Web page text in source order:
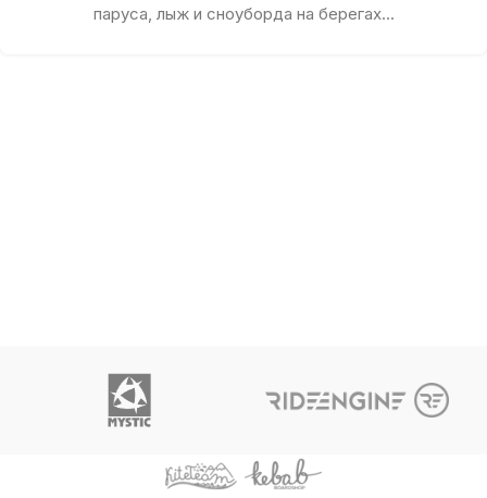
паруса, лыж и сноуборда на берегах...